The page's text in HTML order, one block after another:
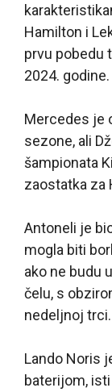
Hamilton i
prvu pobedu
2024. godine.
Mercedes je
sezone, ali
šampionata
zaostatka za
Antoneli je
mogla biti
ako ne budu
čelu, s
nedeljnoj trci.
Lando Noris
baterijom,